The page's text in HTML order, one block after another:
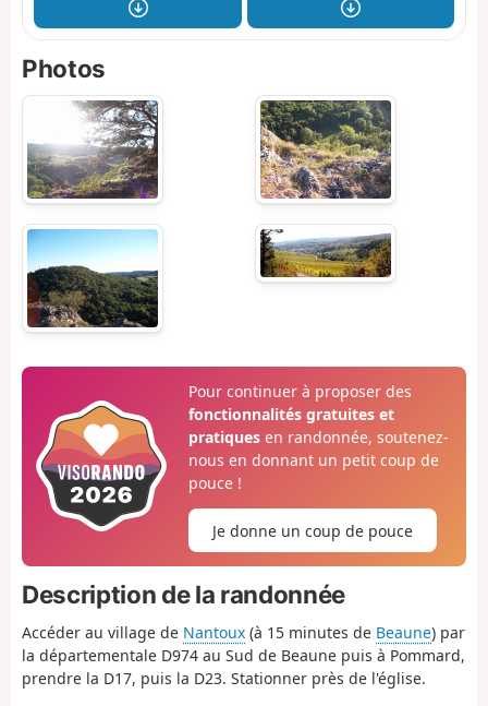
Photos
Pour continuer à proposer des
fonctionnalités gratuites et
pratiquesen randonnée, soutenez-
nous en donnant un petit coup de
pouce !
Je donne un coup de pouce
Description de la randonnée
Accéder au village de Nantoux (à 15 minutes de Beaune) par
la départementale D974 au Sud de Beaune puis à Pommard,
prendre la D17, puis la D23. Stationner près de l'église.